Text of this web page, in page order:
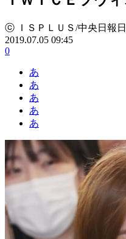
ⓒ ＩＳＰＬＵＳ/中央日報
2019.07.05 09:45
0
あ
あ
あ
あ
あ